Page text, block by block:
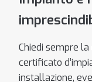
Chiedi sempre la
certificato
installazione,